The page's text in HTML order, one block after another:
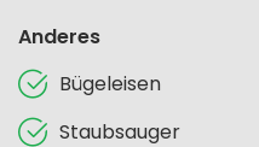
Anderes
Bügeleisen
Staubsauger